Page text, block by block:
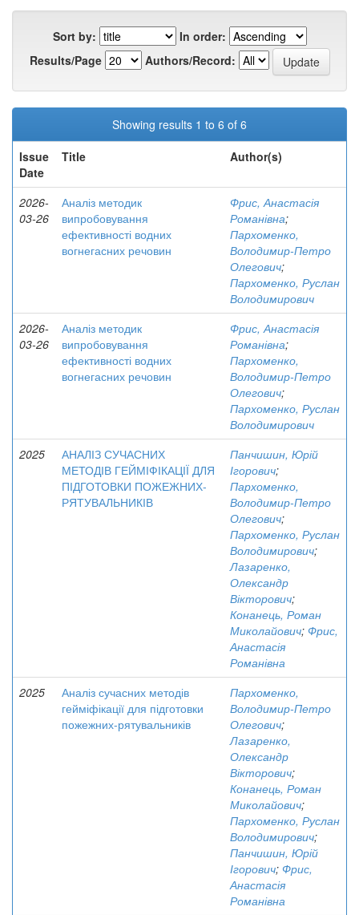
Sort by:
In order:
Results/Page
Authors/Record:
Showing results 1 to 6 of 6
Issue
Date
Title Author(s)
2026-
03-26
Аналіз методик
випробовування
ефективності водних
вогнегасних речовин
Фрис, Анастасія
Романівна;
Пархоменко,
Володимир-Петро
Олегович;
Пархоменко, Руслан
Володимирович
2026-
03-26
Аналіз методик
випробовування
ефективності водних
вогнегасних речовин
Фрис, Анастасія
Романівна;
Пархоменко,
Володимир-Петро
Олегович;
Пархоменко, Руслан
Володимирович
2025
АНАЛІЗ СУЧАСНИХ
МЕТОДІВ ГЕЙМІФІКАЦІЇ ДЛЯ
ПІДГОТОВКИ ПОЖЕЖНИХ-
РЯТУВАЛЬНИКІВ
Панчишин, Юрій
Ігорович;
Пархоменко,
Володимир-Петро
Олегович;
Пархоменко, Руслан
Володимирович;
Лазаренко,
Олександр
Вікторович;
Конанець, Роман
Миколайович; Фрис,
Анастасія
Романівна
2025
Аналіз сучасних методів
гейміфікації для підготовки
пожежних-рятувальників
Пархоменко,
Володимир-Петро
Олегович;
Лазаренко,
Олександр
Вікторович;
Конанець, Роман
Миколайович;
Пархоменко, Руслан
Володимирович;
Панчишин, Юрій
Ігорович; Фрис,
Анастасія
Романівна